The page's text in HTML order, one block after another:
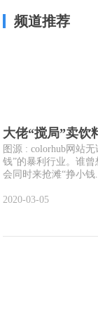
频道推荐
大佬“搅局”卖饮
图源 : colorhub网站
钱”的暴利行业。谁
会同时来抢滩“挣小钱
2020-03-05